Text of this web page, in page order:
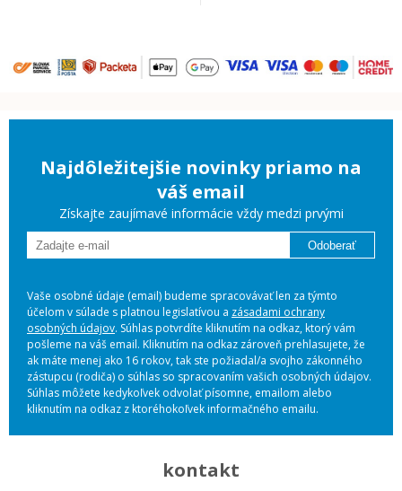
Najdôležitejšie novinky priamo na
váš email
Získajte zaujímavé informácie vždy medzi prvými
Odoberať
Vaše osobné údaje (email) budeme spracovávať len za týmto
účelom v súlade s platnou legislatívou a zásadami ochrany
osobných údajov. Súhlas potvrdíte kliknutím na odkaz, ktorý vám
pošleme na váš email. Kliknutím na odkaz zároveň prehlasujete, že
ak máte menej ako 16 rokov, tak ste požiadal/a svojho zákonného
zástupcu (rodiča) o súhlas so spracovaním vašich osobných údajov.
Súhlas môžete kedykoľvek odvolať písomne, emailom alebo
kliknutím na odkaz z ktoréhokoľvek informačného emailu.
kontakt